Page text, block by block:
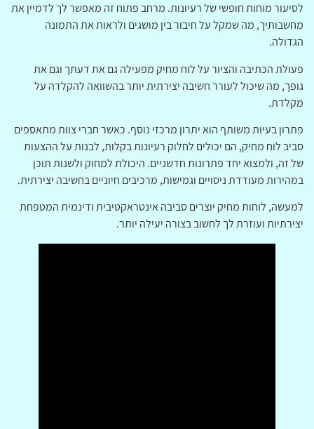
לסיעור מוחות חופשי של רעיונות. מרחב פתוח זה מאפשר לך לדמיין את
מחשבותיך, מה שמקל על חיבור בין מושגים ולראות את התמונה
הגדולה.
פעולת הכתיבה והציור על לוח מחיק מפעילה גם את דעתך וגם את
גופך, מה שיכול לעורר חשיבה יצירתית יותר בהשוואה להקלדה על
מקלדת.
פתרון בעיות משותף הוא יתרון מרכזי נוסף. כאשר חברי צוות מתאספים
סביב לוח מחיק, הם יכולים לחלוק רעיונות בקלות, לבנות על ההצעות
של זה, ולמצוא יחד פתרונות חדשניים. היכולת למחוק ולשנות תוכן
במהירות מעודדת ניסויים וגמישות, מרכיבים חיוניים בחשיבה יצירתית.
למעשה, לוחות מחיק יוצרים סביבה אינטראקטיבית ודינמית המטפחת
יצירתיות ועוזרת לך לחשוב בצורה יעילה יותר.